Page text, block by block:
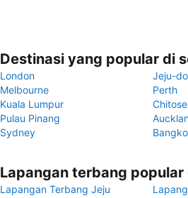
Destinasi yang popular di
London
Jeju-do
Melbourne
Perth
Kuala Lumpur
Chitose
Pulau Pinang
Sydney
Lapangan terbang popular
Lapangan Terbang Jeju